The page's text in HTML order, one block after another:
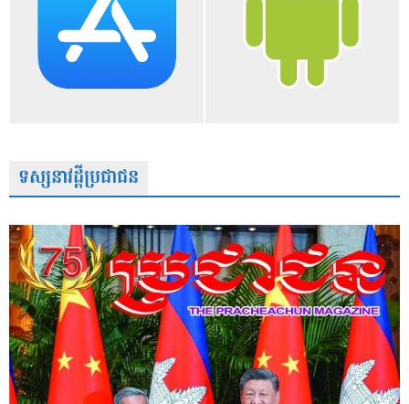
ទស្សនាវដ្តីប្រជាជន